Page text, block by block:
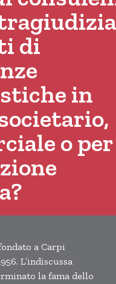
di
in
o per
a Carpi
L’indiscussa
la fama dello